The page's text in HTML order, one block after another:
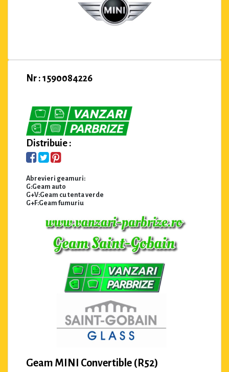
Nr : 1590084226
Distribuie :
Abrevieri geamuri:
G:Geam auto
G+V:Geam cu tenta verde
G+F:Geam fumuriu
Geam MINI Convertible (R52)